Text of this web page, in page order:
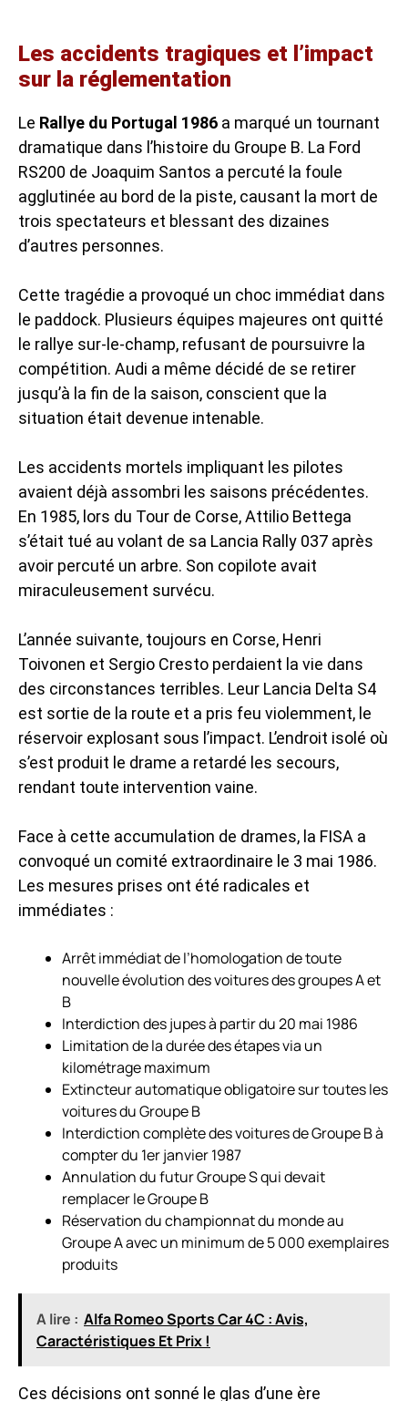
Les accidents tragiques et l’impact
sur la réglementation
Le Rallye du Portugal 1986 a marqué un tournant
dramatique dans l’histoire du Groupe B. La Ford
RS200 de Joaquim Santos a percuté la foule
agglutinée au bord de la piste, causant la mort de
trois spectateurs et blessant des dizaines
d’autres personnes.
Cette tragédie a provoqué un choc immédiat dans
le paddock. Plusieurs équipes majeures ont quitté
le rallye sur-le-champ, refusant de poursuivre la
compétition. Audi a même décidé de se retirer
jusqu’à la fin de la saison, conscient que la
situation était devenue intenable.
Les accidents mortels impliquant les pilotes
avaient déjà assombri les saisons précédentes.
En 1985, lors du Tour de Corse, Attilio Bettega
s’était tué au volant de sa Lancia Rally 037 après
avoir percuté un arbre. Son copilote avait
miraculeusement survécu.
L’année suivante, toujours en Corse, Henri
Toivonen et Sergio Cresto perdaient la vie dans
des circonstances terribles. Leur Lancia Delta S4
est sortie de la route et a pris feu violemment, le
réservoir explosant sous l’impact. L’endroit isolé où
s’est produit le drame a retardé les secours,
rendant toute intervention vaine.
Face à cette accumulation de drames, la FISA a
convoqué un comité extraordinaire le 3 mai 1986.
Les mesures prises ont été radicales et
immédiates :
Arrêt immédiat de l’homologation de toute
nouvelle évolution des voitures des groupes A et
B
Interdiction des jupes à partir du 20 mai 1986
Limitation de la durée des étapes via un
kilométrage maximum
Extincteur automatique obligatoire sur toutes les
voitures du Groupe B
Interdiction complète des voitures de Groupe B à
compter du 1er janvier 1987
Annulation du futur Groupe S qui devait
remplacer le Groupe B
Réservation du championnat du monde au
Groupe A avec un minimum de 5 000 exemplaires
produits
A lire : Alfa Romeo Sports Car 4C : Avis,
Caractéristiques Et Prix !
Ces décisions ont sonné le glas d’une ère